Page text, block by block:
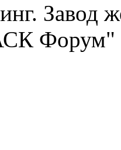
Завод
Форум"